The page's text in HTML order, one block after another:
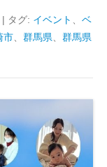
| タグ: イベント
ベ
市 群馬県
群馬県